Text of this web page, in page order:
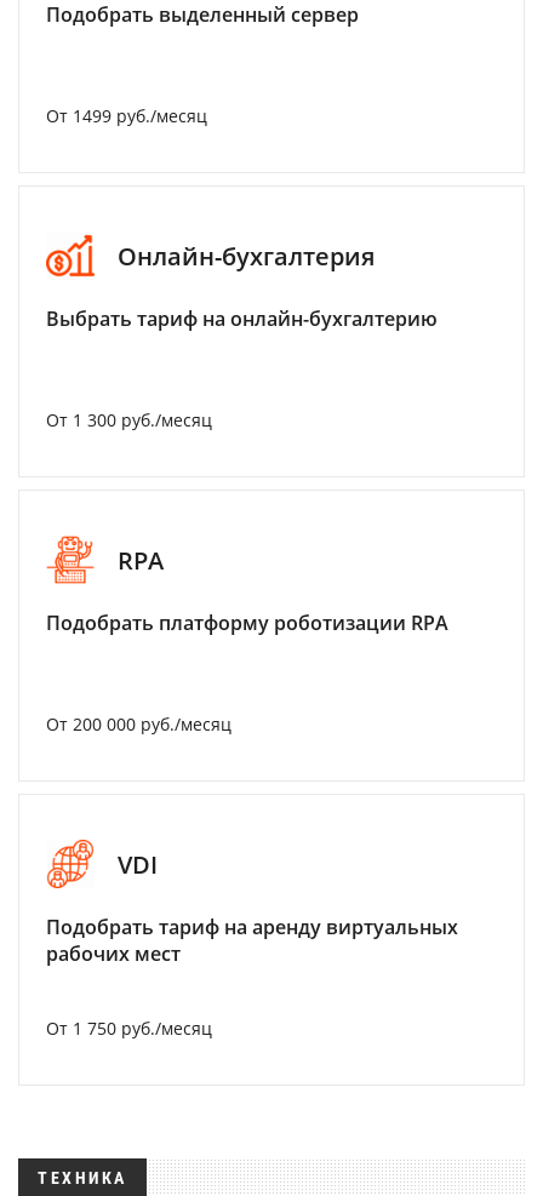
Подобрать выделенный сервер
От 1499 руб./месяц
Онлайн-бухгалтерия
Выбрать тариф на онлайн-бухгалтерию
От 1 300 руб./месяц
RPA
Подобрать платформу роботизации RPA
От 200 000 руб./месяц
VDI
Подобрать тариф на аренду виртуальных
рабочих мест
От 1 750 руб./месяц
ТЕХНИКА